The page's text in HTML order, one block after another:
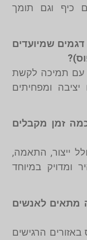
כיף וגם תומך
שמיועדים
עם תמיכה לקשת
ומפחיתים
זמן מקבלים
כולל ייצור, התאמה,
ומדויק במיוחד
מתאים לאנשים
הרגישים